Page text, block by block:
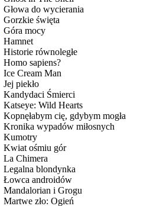
Głowa do wycierania
Gorzkie święta
Góra mocy
Hamnet
Historie równoległe
Homo sapiens?
Ice Cream Man
Jej piekło
Kandydaci Śmierci
Katseye: Wild Hearts
Kopnęłabym cię, gdybym mogła
Kronika wypadów miłosnych
Kumotry
Kwiat ośmiu gór
La Chimera
Legalna blondynka
Łowca androidów
Mandalorian i Grogu
Martwe zło: Ogień